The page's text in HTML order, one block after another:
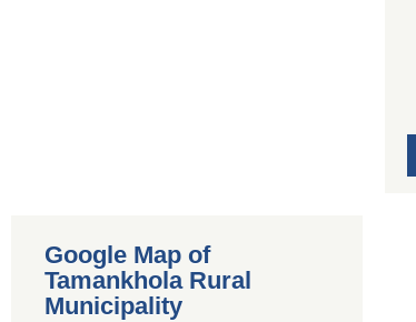
Google Map of
Tamankhola Rural
Municipality